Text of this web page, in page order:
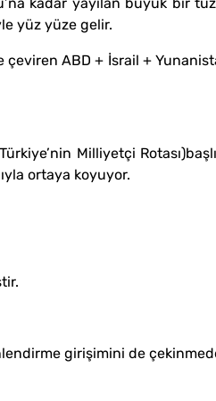
yüz yüze gelir.
çeviren ABD + İsrail +
Milliyetçi
ortaya koyuyor.
girişimini de